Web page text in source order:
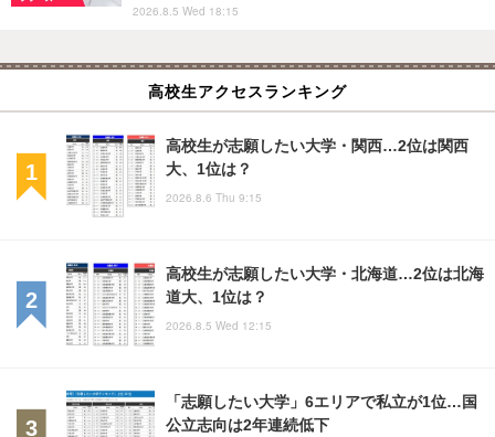
2026.8.5 Wed 18:15
高校生アクセスランキング
高校生が志願したい大学・関西…2位は関西
大、1位は？
2026.8.6 Thu 9:15
高校生が志願したい大学・北海道…2位は北海
道大、1位は？
2026.8.5 Wed 12:15
「志願したい大学」6エリアで私立が1位…国
公立志向は2年連続低下